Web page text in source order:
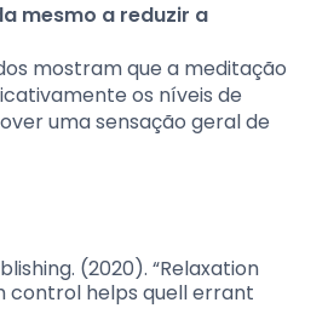
mesmo a reduzir a
mostram que a meditação
os níveis de
uma sensação geral de
(2020). “Relaxation
control helps quell errant